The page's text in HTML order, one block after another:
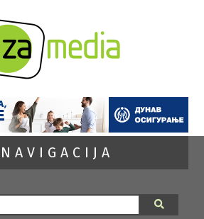
NAVIGACIJA